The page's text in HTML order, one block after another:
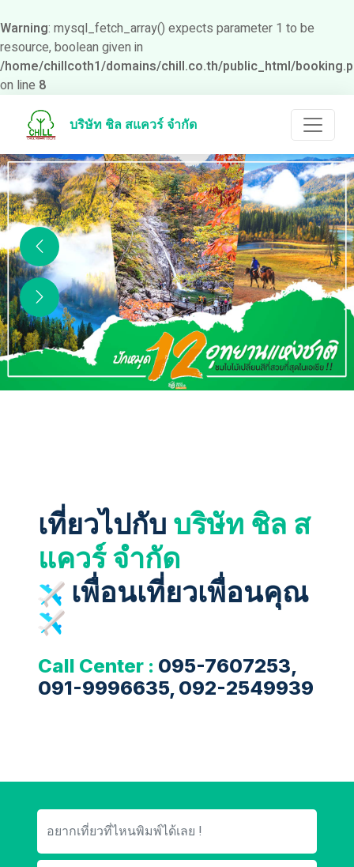
Warning: mysql_fetch_array() expects parameter 1 to be
resource, boolean given in
/home/chillcoth1/domains/chill.co.th/public_html/
on line 8
บริษัท ชิล สแควร์ จำกัด
เที่ยวไปกับ บริษัท ชิล ส
แควร์ จำกัด
เพื่อนเที่ยวเพื่อนคุณ
Call Center : 095-7607253,
091-9996635, 092-2549939